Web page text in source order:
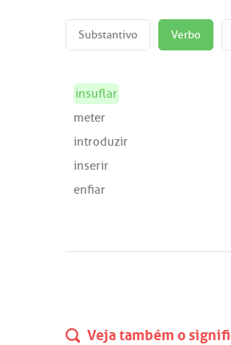
Substantivo Verbo
insuflar
meter
introduzir
inserir
enfiar
Veja também o